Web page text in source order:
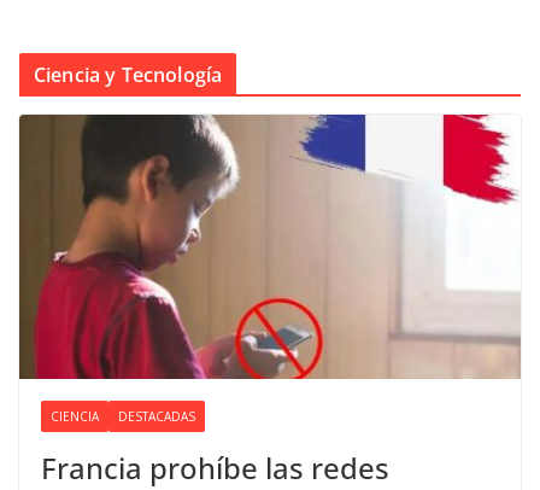
Ciencia y Tecnología
CIENCIA DESTACADAS
Francia prohíbe las redes